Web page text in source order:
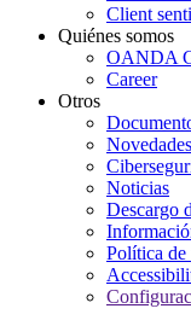
Client
Quiénes somos
OANDA
Career
Otros
Novedades
Noticias
Descargo
Política de